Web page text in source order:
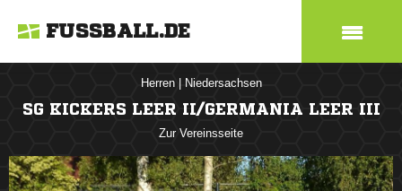
FUSSBALL.DE
Herren Niedersachsen
SG KICKERS LEER II/GERMANIA LEER III
Zur Vereinsseite